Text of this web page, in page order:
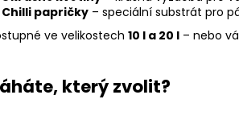
Chilli papričky – speciální substrát pro
ve velikostech 10 l a 20 l – nebo
který zvolit?